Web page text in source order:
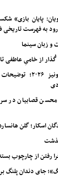
پایان بازی»
به فهرست
و زبان سینما
از خامیِ عاطفی
فستیوال فیلم
قصابیان در
اسکار؛ گلن
رفتن از چارچوب
جای دندان پلنگ